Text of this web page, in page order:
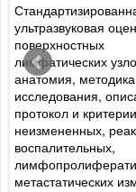
ультразвуковая
поверхностных
лимфатических
анатомия, методика
исследования,
протокол и критерии
неизмененных,
воспалительных,
метастатических